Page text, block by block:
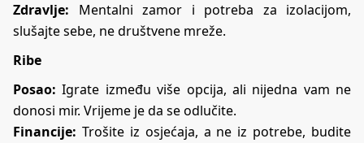
Zdravlje: Mentalni zamor i potreba za izolacijom,
slušajte sebe, ne društvene mreže.
Ribe
Posao: Igrate između više opcija, ali nijedna vam ne
donosi mir. Vrijeme je da se odlučite.
Financije: Trošite iz osjećaja, a ne iz potrebe, budite